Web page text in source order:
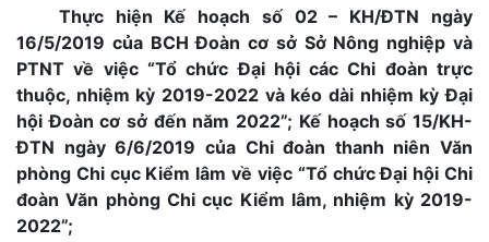
Thực hiện Kế hoạch số 02 – KH/ĐTN ngày
16/5/2019 của BCH Đoàn cơ sở Sở Nông nghiệp và
PTNT về việc “Tổ chức Đại hội các Chi đoàn trực
thuộc, nhiệm kỳ 2019-2022 và kéo dài nhiệm kỳ Đại
hội Đoàn cơ sở đến năm 2022”; Kế hoạch số 15/KH-
ĐTN ngày 6/6/2019 của Chi đoàn thanh niên Văn
phòng Chi cục Kiểm lâm về việc “Tổ chức Đại hội Chi
đoàn Văn phòng Chi cục Kiểm lâm, nhiệm kỳ 2019-
2022”;